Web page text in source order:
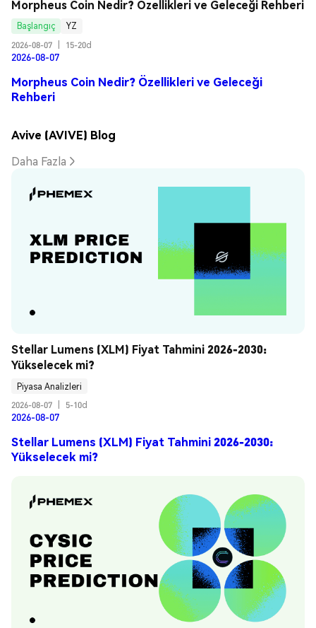
Morpheus Coin Nedir? Özellikleri ve Geleceği Rehberi
Başlangıç
YZ
2026-08-07
15-20d
2026-08-07
Morpheus Coin Nedir? Özellikleri ve Geleceği
Rehberi
Avive (AVIVE) Blog
Daha Fazla
Stellar Lumens (XLM) Fiyat Tahmini 2026-2030:
Yükselecek mi?
Piyasa Analizleri
2026-08-07
5-10d
2026-08-07
Stellar Lumens (XLM) Fiyat Tahmini 2026-2030:
Yükselecek mi?